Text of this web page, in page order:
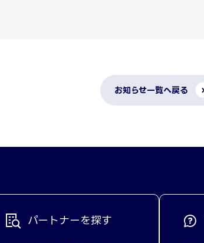
お知らせ一覧へ戻る
パートナーを探す